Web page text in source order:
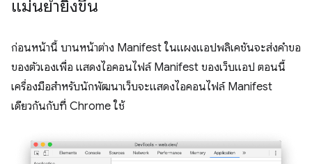
แม่นยำยิ่งขึ้น
ก่อนหน้านี้ บานหน้าต่าง Manifest ในแผงแอปพลิเคชันจะส่งคำขอ
ของตัวเองเพื่อ แสดงไอคอนไฟล์ Manifest ของเว็บแอป ตอนนี้
เครื่องมือสำหรับนักพัฒนาเว็บจะแสดงไอคอนไฟล์ Manifest
เดียวกันกับที่ Chrome ใช้